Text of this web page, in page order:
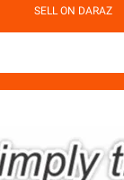
SELL ON DARAZ